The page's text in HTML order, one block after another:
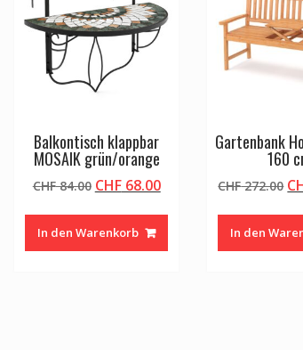
134.00.
Balkontisch klappbar
MOSAIK grün/orange
CHF84.00 Ursprünglicher
war:
CHF 84.00
CHF68.00Aktueller
In den Warenkorb
Gartenbank
160
CHF272.00
In den